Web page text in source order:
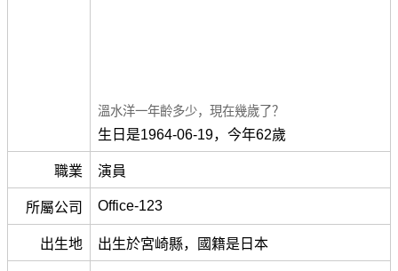
溫水洋一年齡多少，現在幾歲了？
生日是1964-06-19，今年62歲
職業 演員
所屬公司 Office-123
出生地 出生於宮崎縣，國籍是日本